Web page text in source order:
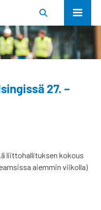
27. –
liittohallituksen kokous
aiemmin viikolla)